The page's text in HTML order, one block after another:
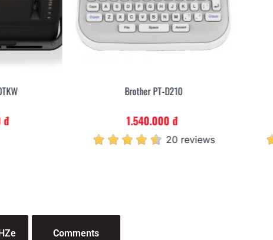
đ
Brother PT-D210
1.540.000 đ
20 reviews
Comments